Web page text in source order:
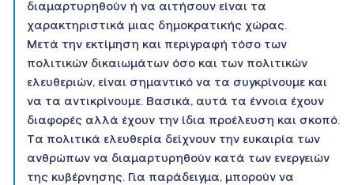
διαμαρτυρηθούν ή να αιτήσουν είναι τα
χαρακτηριστικά μιας δημοκρατικής χώρας.
Μετά την εκτίμηση και περιγραφή τόσο των
πολιτικών δικαιωμάτων όσο και των πολιτικών
ελευθεριών, είναι σημαντικό να τα συγκρίνουμε και
να τα αντικρίνουμε. Βασικά, αυτά τα έννοια έχουν
διαφορές αλλά έχουν την ίδια προέλευση και σκοπό.
Τα πολιτικά ελευθερία δείχνουν την ευκαιρία των
ανθρώπων να διαμαρτυρηθούν κατά των ενεργειών
της κυβέρνησης. Για παράδειγμα, μπορούν να